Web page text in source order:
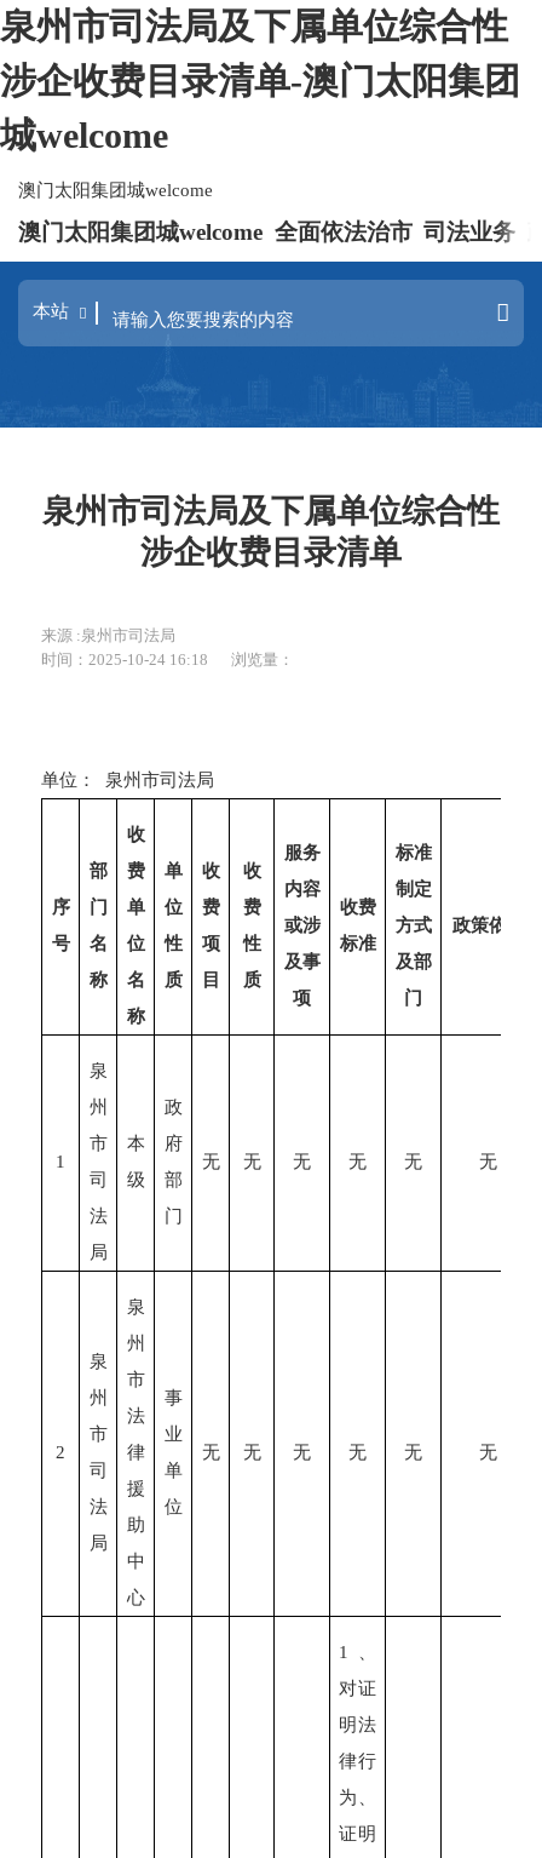
泉州市司法局及下属单位综合性
涉企收费目录清单-澳门太阳集团
城welcome
澳门太阳集团城welcome
澳门太阳集团城welcome 全面依法治市 司法业务
泉州市司法局及下属单位综合性
涉企收费目录清单
来源 :泉州市司法局
时间：2025-10-24 16:18
浏览量：
单位： 泉州市司法局
序
号
部
门
名
称
收
费
单
位
名
称
单
位
性
质
收
费
项
目
收
费
性
质
服务
内容
或涉
及事
项
收费
标准
标准
制定
方式
及部
门
政策依据
1
泉
州
市
司
法
局
本
级
政
府
部
门
无 无 无 无 无 无
2
泉
州
市
司
法
局
泉
州
市
法
律
援
助
中
心
事
业
单
位
无 无 无 无 无 无
1 、
对证
明法
律行
为、
证明